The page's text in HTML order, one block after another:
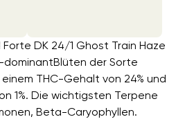
DK 24/1 Ghost Train Haze
dominantBlüten der Sorte
THC-Gehalt von 24% und
1%. Die wichtigsten Terpene
Beta-Caryophyllen.